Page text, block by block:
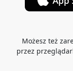
Możesz też
przez